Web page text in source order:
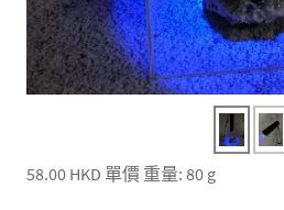
58.00 HKD 單價 重量: 80 g